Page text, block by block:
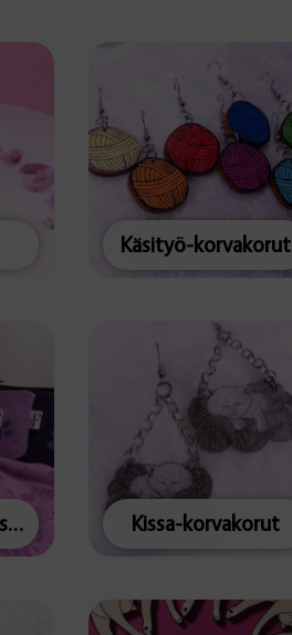
Käsityö-korvakorut
Keskikokoiset pussukat Kissa-korvakorut